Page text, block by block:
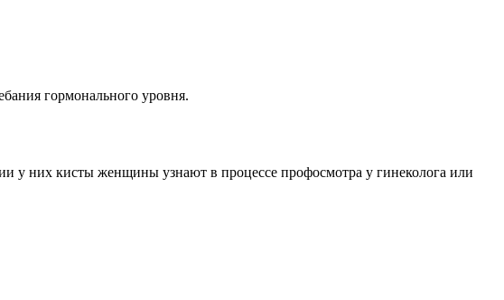
гормонального уровня.
у них кисты женщины узнают в процессе профосмотра у гинеколога или